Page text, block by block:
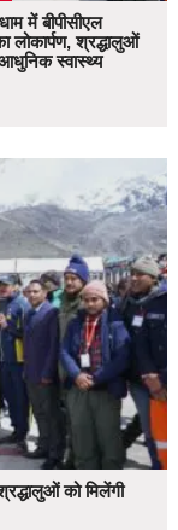
में बीपीसीएल
लोकार्पण, श्रद्धालुओं
स्वास्थ्य
को मिलेंगी